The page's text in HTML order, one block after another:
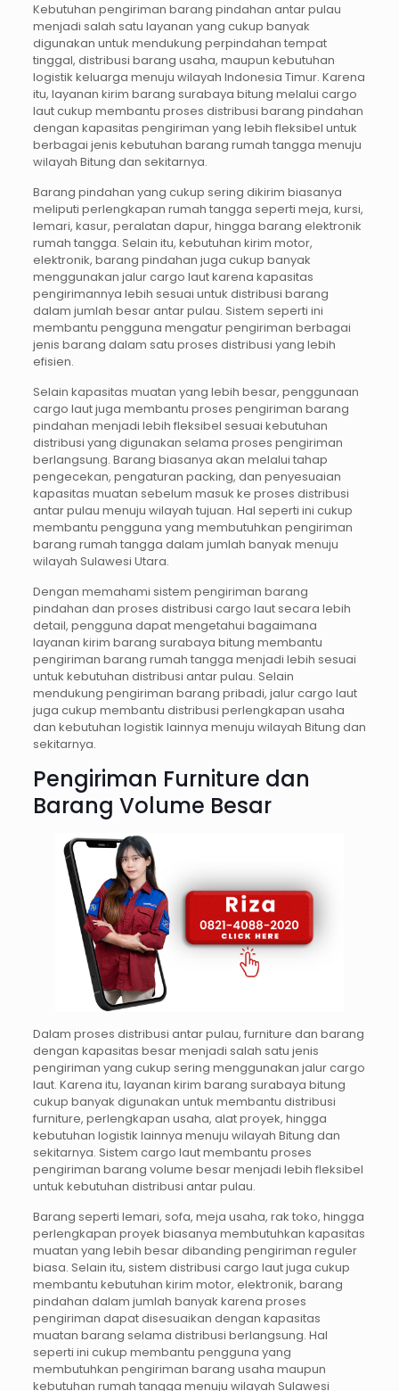
Kebutuhan pengiriman barang pindahan antar pulau
menjadi salah satu layanan yang cukup banyak
digunakan untuk mendukung perpindahan tempat
tinggal, distribusi barang usaha, maupun kebutuhan
logistik keluarga menuju wilayah Indonesia Timur. Karena
itu, layanan kirim barang surabaya bitung melalui cargo
laut cukup membantu proses distribusi barang pindahan
dengan kapasitas pengiriman yang lebih fleksibel untuk
berbagai jenis kebutuhan barang rumah tangga menuju
wilayah Bitung dan sekitarnya.
Barang pindahan yang cukup sering dikirim biasanya
meliputi perlengkapan rumah tangga seperti meja, kursi,
lemari, kasur, peralatan dapur, hingga barang elektronik
rumah tangga. Selain itu, kebutuhan kirim motor,
elektronik, barang pindahan juga cukup banyak
menggunakan jalur cargo laut karena kapasitas
pengirimannya lebih sesuai untuk distribusi barang
dalam jumlah besar antar pulau. Sistem seperti ini
membantu pengguna mengatur pengiriman berbagai
jenis barang dalam satu proses distribusi yang lebih
efisien.
Selain kapasitas muatan yang lebih besar, penggunaan
cargo laut juga membantu proses pengiriman barang
pindahan menjadi lebih fleksibel sesuai kebutuhan
distribusi yang digunakan selama proses pengiriman
berlangsung. Barang biasanya akan melalui tahap
pengecekan, pengaturan packing, dan penyesuaian
kapasitas muatan sebelum masuk ke proses distribusi
antar pulau menuju wilayah tujuan. Hal seperti ini cukup
membantu pengguna yang membutuhkan pengiriman
barang rumah tangga dalam jumlah banyak menuju
wilayah Sulawesi Utara.
Dengan memahami sistem pengiriman barang
pindahan dan proses distribusi cargo laut secara lebih
detail, pengguna dapat mengetahui bagaimana
layanan kirim barang surabaya bitung membantu
pengiriman barang rumah tangga menjadi lebih sesuai
untuk kebutuhan distribusi antar pulau. Selain
mendukung pengiriman barang pribadi, jalur cargo laut
juga cukup membantu distribusi perlengkapan usaha
dan kebutuhan logistik lainnya menuju wilayah Bitung dan
sekitarnya.
Pengiriman Furniture dan
Barang Volume Besar
Dalam proses distribusi antar pulau, furniture dan barang
dengan kapasitas besar menjadi salah satu jenis
pengiriman yang cukup sering menggunakan jalur cargo
laut. Karena itu, layanan kirim barang surabaya bitung
cukup banyak digunakan untuk membantu distribusi
furniture, perlengkapan usaha, alat proyek, hingga
kebutuhan logistik lainnya menuju wilayah Bitung dan
sekitarnya. Sistem cargo laut membantu proses
pengiriman barang volume besar menjadi lebih fleksibel
untuk kebutuhan distribusi antar pulau.
Barang seperti lemari, sofa, meja usaha, rak toko, hingga
perlengkapan proyek biasanya membutuhkan kapasitas
muatan yang lebih besar dibanding pengiriman reguler
biasa. Selain itu, sistem distribusi cargo laut juga cukup
membantu kebutuhan kirim motor, elektronik, barang
pindahan dalam jumlah banyak karena proses
pengiriman dapat disesuaikan dengan kapasitas
muatan barang selama distribusi berlangsung. Hal
seperti ini cukup membantu pengguna yang
membutuhkan pengiriman barang usaha maupun
kebutuhan rumah tangga menuju wilayah Sulawesi